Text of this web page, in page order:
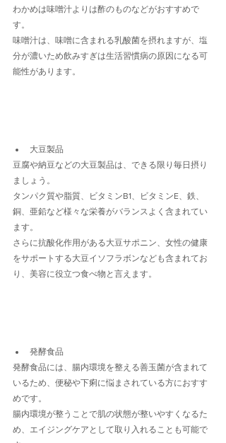
わかめは味噌汁よりは酢のものなどがおすすめで
す。
味噌汁は、味噌に含まれる乳酸菌を摂れますが、塩
分が濃いため飲みすぎは生活習慣病の原因になる可
能性があります。
大豆製品
豆腐や納豆などの大豆製品は、できる限り毎日摂り
ましょう。
タンパク質や脂質、ビタミンB1、ビタミンE、鉄、
銅、亜鉛など様々な栄養がバランスよく含まれてい
ます。
さらに抗酸化作用がある大豆サポニン、女性の健康
をサポートする大豆イソフラボンなども含まれてお
り、美容に役立つ食べ物と言えます。
発酵食品
発酵食品には、腸内環境を整える善玉菌が含まれて
いるため、便秘や下痢に悩まされている方におすす
めです。
腸内環境が整うことで肌の状態が整いやすくなるた
め、エイジングケアとして取り入れることも可能で